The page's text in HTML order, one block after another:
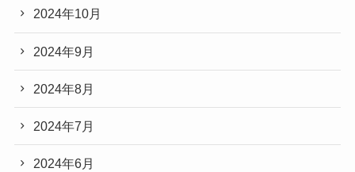
2024年10月
2024年9月
2024年8月
2024年7月
2024年6月